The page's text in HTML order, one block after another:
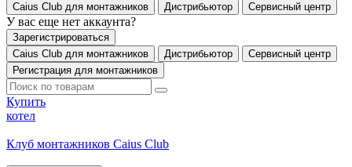
Caius Club для монтажников Дистрибьютор Сервисный центр
У вас еще нет аккаунта?
Зарегистрироваться
Caius Club для монтажников
Дистрибьютор
Сервисный центр
Регистрация для монтажников
Купить
котел
Клуб монтажников Caius Club